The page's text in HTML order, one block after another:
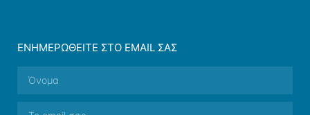
ΕΝΗΜΕΡΩΘΕΊΤΕ ΣΤΟ EMAIL ΣΑΣ